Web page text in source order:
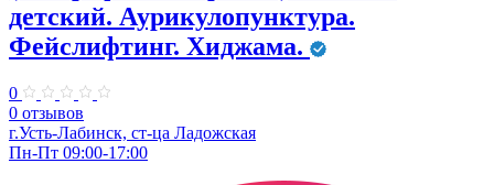
детский. Аурикулопунктура.
Фейслифтинг. Хиджама.
0
0 отзывов
г.Усть-Лабинск, ст-ца Ладожская
Пн-Пт 09:00-17:00